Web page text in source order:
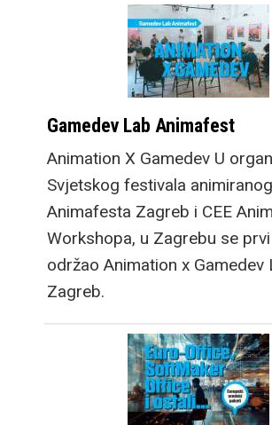
Gamedev Lab Animafest
Animation X Gamedev U
Svjetskog festivala
Animafesta Zagreb i CEE
Workshopa, u Zagrebu se
održao Animation x Gamedev
Zagreb.